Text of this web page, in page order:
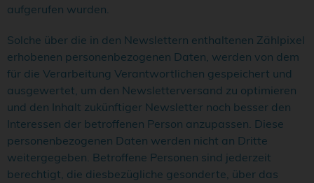
aufgerufen wurden.
Solche über die in den Newslettern enthaltenen Zählpixel
erhobenen personenbezogenen Daten, werden von dem
für die Verarbeitung Verantwortlichen gespeichert und
ausgewertet, um den Newsletterversand zu optimieren
und den Inhalt zukünftiger Newsletter noch besser den
Interessen der betroffenen Person anzupassen. Diese
personenbezogenen Daten werden nicht an Dritte
weitergegeben. Betroffene Personen sind jederzeit
berechtigt, die diesbezügliche gesonderte, über das